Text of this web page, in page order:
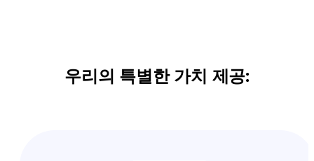
우리의 특별한 가치 제공: